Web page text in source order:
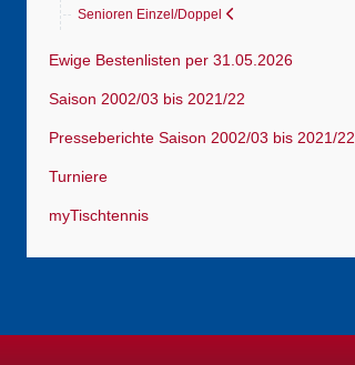
Senioren Einzel/Doppel
Ewige Bestenlisten per 31.05.2026
Saison 2002/03 bis 2021/22
Presseberichte Saison 2002/03 bis 2021/22
Turniere
myTischtennis